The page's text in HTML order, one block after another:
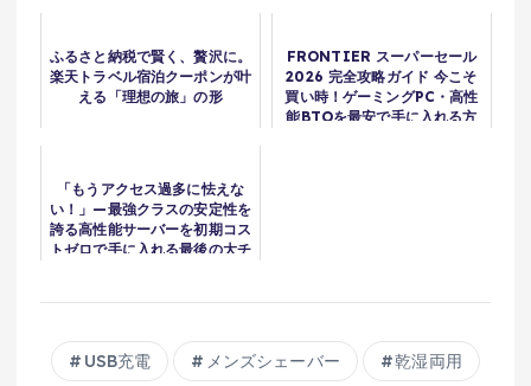
ふるさと納税で賢く、贅沢に。
楽天トラベル宿泊クーポンが叶
える「理想の旅」の形
FRONTIER スーパーセール
2026 完全攻略ガイド 今こそ
買い時！ゲーミングPC・高性
能BTOを最安で手に入れる方
「もうアクセス過多に怯えな
い！」—最強クラスの安定性を
誇る高性能サーバーを初期コス
トゼロで手に入れる最後の大チ
USB充電 メンズシェーバー 乾湿両用